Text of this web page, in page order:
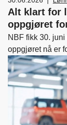
Alt klart for
oppgjøret
NBF fikk 30.
oppgjøret nå er
forhandlingene